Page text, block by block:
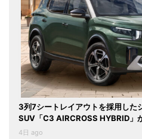
3列7シートレイアウトを採用した
SUV「C3 AIRCROSS HYBRID」
4日 ago